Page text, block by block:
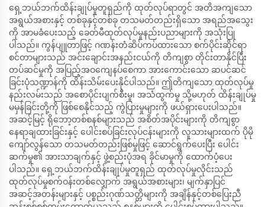
ရှေ့ဘယ်ဘက်ထိန်းချုပ်မှုတူရှည်ကို ထုတ်လုပ်ရာတွင် အတိအကျသော
အရွယ်အစားနှင့် တစ်ခုနှင့်တစ်ခု တသမတ်တည်းရှိသော အရည်အသွေး
ကို အာမခံပေးသည့် ခေတ်မီထုတ်လုပ်မှုနည်းပညာများကို အသုံးပြု
ပါသည်။ ကွန်ပျူတာဖြင့် ဂဏန်းတံဆိပ်ကပ်ထားသော စက်ပိုင်းဆိုင်ရာ
စင်တာများသည် အင်းချောင်းအနည်းငယ်ကို တိကျစွာ တိုင်းတာနိုင်ပြီး
တပ်ဆင်မှုကို အပြည့်အဝကျေနပ်စေကာ အားကောင်းသော ဆပင်ဆင်
ခြင်းပုံသဏ္ဍာန်ကို ထိန်းသိမ်းပေးနိုင်ပါသည်။ ဤတိကျသော ထုတ်လုပ်မှု
နည်းလမ်းသည် အစောပိုင်းပျက်စီးမှု၊ အသံထွက်မှု သို့မဟုတ် ထိန်းချုပ်မှု
မမှန်ခြင်းတို့ကို ဖြစ်စေနိုင်သည့် ကွဲပြားမှုများကို ဖယ်ရှားပေးပါသည်။
အဆင့်မြင့် ရိုဘော့တစ်စနစ်များသည် အစိတ်အပိုင်းများကို တိကျစွာ
နေရာချထားခြင်းနှင့် ပေါင်းစပ်ခြင်းလုပ်ငန်းများကို လူသားများထက် ပိုမို
ကျော်လွန်သော တသမတ်တည်းဖြစ်မှုဖြင့် ဆောင်ရွက်ပေးပြီး ပေါင်း
ဆက်မှု၏ အားသာချက်နှင့် ဖွဲ့စည်းပုံအရ ခိုင်မာမှုကို ထောက်ပံ့ပေး
ပါသည်။ ရှေ့ဘယ်ဘက်ထိန်းချုပ်မှုတူရှည် ထုတ်လုပ်မှုလိုင်းသည်
ထုတ်လုပ်မှုစက်ဝန်းတစ်လျှောက် အရွယ်အစားများ၊ မျက်နှာပြင်
အဆင့်အတန်းများနှင့် ပစ္စည်းဂုဏ်သတ္တိများကို အချိန်နှင့်တစ်ပြေးညီ